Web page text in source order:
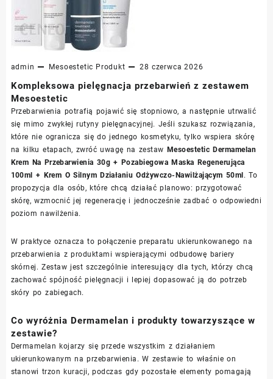
admin Mesoestetic Produkt 28 czerwca 2026
Kompleksowa pielęgnacja przebarwień z zestawem
Mesoestetic
Przebarwienia potrafią pojawić się stopniowo, a następnie utrwalić
się mimo zwykłej rutyny pielęgnacyjnej. Jeśli szukasz rozwiązania,
które nie ogranicza się do jednego kosmetyku, tylko wspiera skórę
na kilku etapach, zwróć uwagę na zestaw Mesoestetic Dermamelan
Krem Na Przebarwienia 30g + Pozabiegowa Maska Regenerująca
100ml + Krem O Silnym Działaniu Odżywczo-Nawilżającym 50ml. To
propozycja dla osób, które chcą działać planowo: przygotować
skórę, wzmocnić jej regenerację i jednocześnie zadbać o odpowiedni
poziom nawilżenia.
W praktyce oznacza to połączenie preparatu ukierunkowanego na
przebarwienia z produktami wspierającymi odbudowę bariery
skórnej. Zestaw jest szczególnie interesujący dla tych, którzy chcą
zachować spójność pielęgnacji i lepiej dopasować ją do potrzeb
skóry po zabiegach.
Co wyróżnia Dermamelan i produkty towarzyszące w
zestawie?
Dermamelan kojarzy się przede wszystkim z działaniem
ukierunkowanym na przebarwienia. W zestawie to właśnie on
stanowi trzon kuracji, podczas gdy pozostałe elementy pomagają